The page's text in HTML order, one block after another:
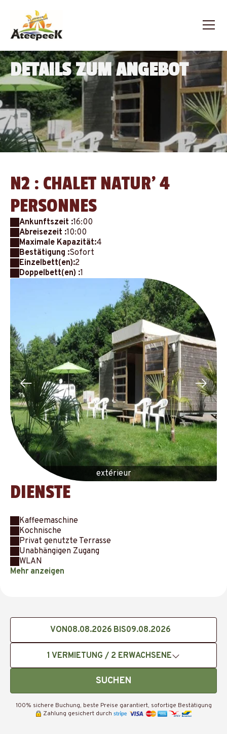
DETAILS ZUM ANGEBOT
N2 : CHALET NATUR’ 4
PERSONNES
Ankunftszeit :16:00
Abreisezeit :10:00
Maximale Kapazität:4
Bestätigung :Sofort
Einzelbett(en):2
Doppelbett(en) :1
extérieur
DIENSTE
Kaffeemaschine
Kochnische
Privat genutzte Terrasse
Unabhängigen Zugang
WLAN
Mehr anzeigen
VON BIS
1 VERMIETUNG / 2 ERWACHSENE
SUCHEN
100% sichere Buchung, beste Preise garantiert, sofortige Bestätigung
Zahlung gesichert durch